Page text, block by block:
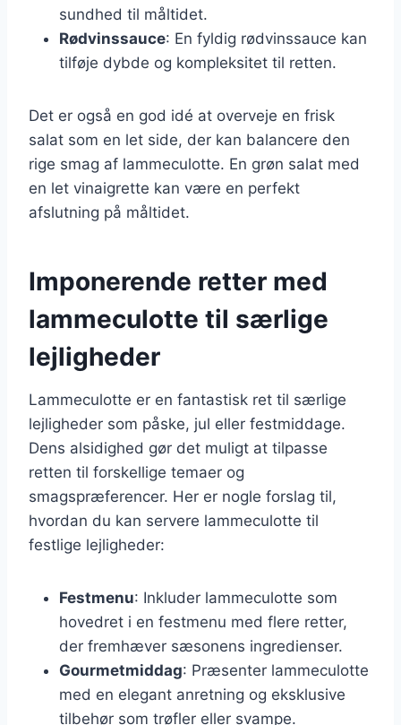
sundhed til måltidet.
Rødvinssauce: En fyldig rødvinssauce kan
tilføje dybde og kompleksitet til retten.
Det er også en god idé at overveje en frisk
salat som en let side, der kan balancere den
rige smag af lammeculotte. En grøn salat med
en let vinaigrette kan være en perfekt
afslutning på måltidet.
Imponerende retter med
lammeculotte til særlige
lejligheder
Lammeculotte er en fantastisk ret til særlige
lejligheder som påske, jul eller festmiddage.
Dens alsidighed gør det muligt at tilpasse
retten til forskellige temaer og
smagspræferencer. Her er nogle forslag til,
hvordan du kan servere lammeculotte til
festlige lejligheder:
Festmenu: Inkluder lammeculotte som
hovedret i en festmenu med flere retter,
der fremhæver sæsonens ingredienser.
Gourmetmiddag: Præsenter lammeculotte
med en elegant anretning og eksklusive
tilbehør som trøfler eller svampe.